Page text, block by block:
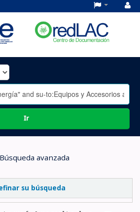
Ir
Búsqueda avanzada
su búsqueda